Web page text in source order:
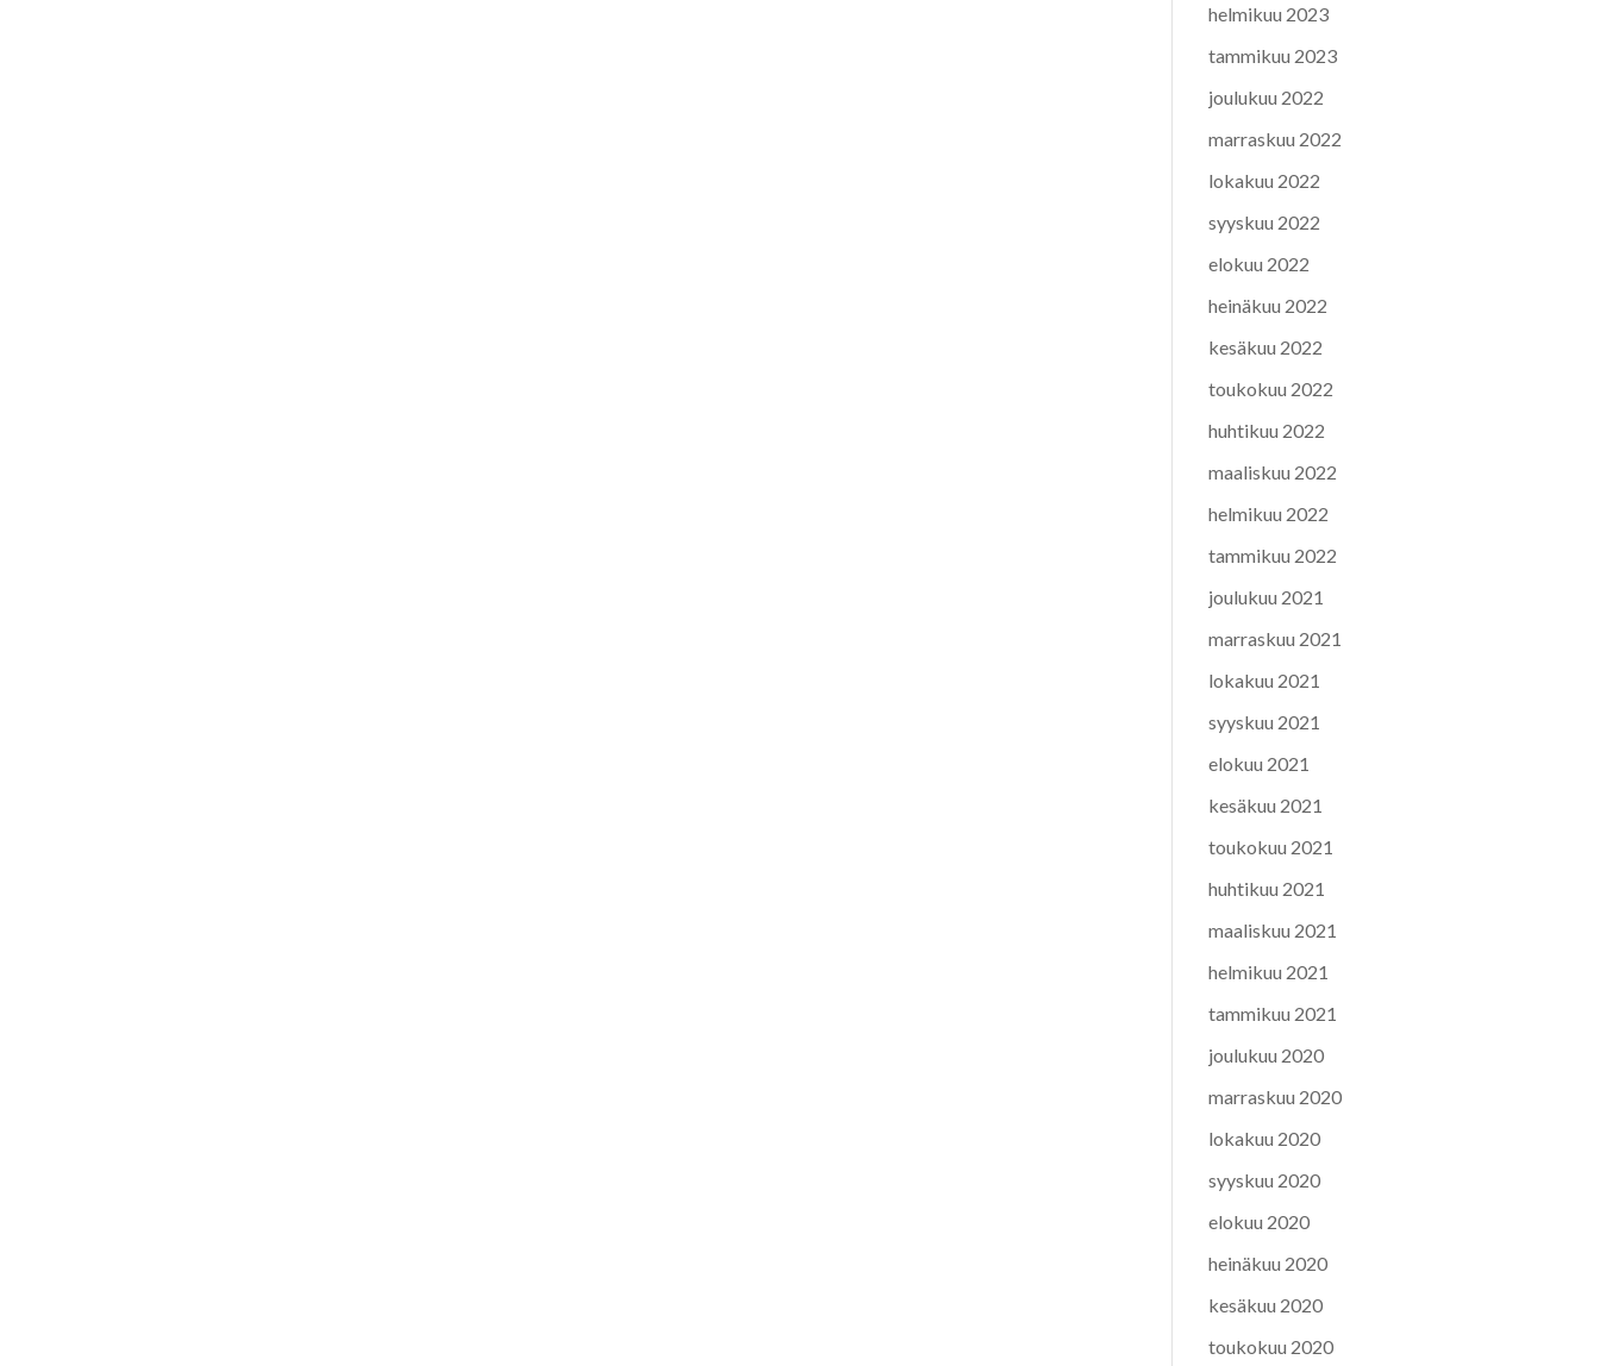
helmikuu 2023
tammikuu 2023
joulukuu 2022
marraskuu 2022
lokakuu 2022
syyskuu 2022
elokuu 2022
heinäkuu 2022
kesäkuu 2022
toukokuu 2022
huhtikuu 2022
maaliskuu 2022
helmikuu 2022
tammikuu 2022
joulukuu 2021
marraskuu 2021
lokakuu 2021
syyskuu 2021
elokuu 2021
kesäkuu 2021
toukokuu 2021
huhtikuu 2021
maaliskuu 2021
helmikuu 2021
tammikuu 2021
joulukuu 2020
marraskuu 2020
lokakuu 2020
syyskuu 2020
elokuu 2020
heinäkuu 2020
kesäkuu 2020
toukokuu 2020